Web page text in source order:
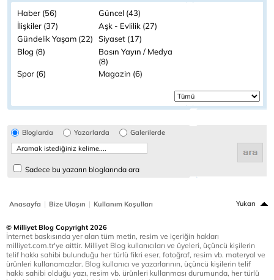
Haber (56)
Güncel (43)
İlişkiler (37)
Aşk - Evlilik (27)
Gündelik Yaşam (22)
Siyaset (17)
Blog (8)
Basın Yayın / Medya
(8)
Spor (6) Magazin (6)
Bloglarda Yazarlarda Galerilerde
Sadece bu yazarın bloglarında ara
Anasayfa | Bize Ulaşın | Kullanım Koşulları Yukarı
© Milliyet Blog Copyright 2026
İnternet baskısında yer alan tüm metin, resim ve içeriğin hakları
milliyet.com.tr'ye aittir. Milliyet Blog kullanıcıları ve üyeleri, üçüncü kişilerin
telif hakkı sahibi bulunduğu her türlü fikri eser, fotoğraf, resim vb. materyal ve
ürünleri kullanamazlar. Blog kullanıcı ve yazarlarının, üçüncü kişilerin telif
hakkı sahibi olduğu yazı, resim vb. ürünleri kullanması durumunda, her türlü